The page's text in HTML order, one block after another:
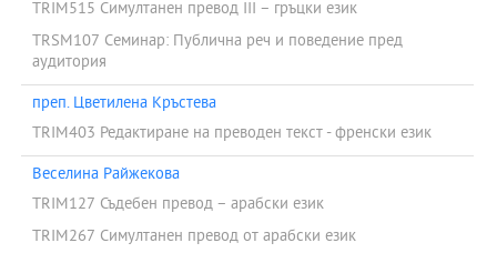
TRIM515 Симултанен превод III – гръцки език
TRSM107 Семинар: Публична реч и поведение пред
аудитория
преп. Цветилена Кръстева
TRIM403 Редактиране на преводен текст - френски език
Веселина Райжекова
TRIM127 Съдебен превод – арабски език
TRIM267 Симултанен превод от арабски език